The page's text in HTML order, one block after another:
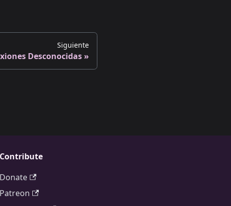
Siguiente
Desconocidas
Contribute
Donate
Patreon